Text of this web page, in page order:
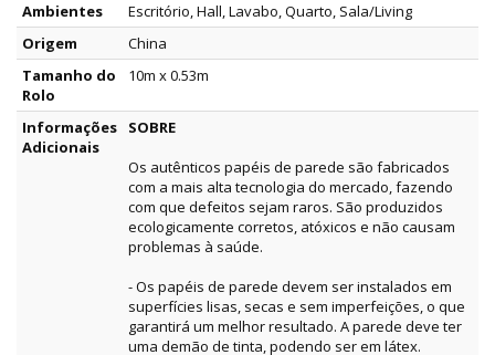
Ambientes
Escritório, Hall, Lavabo, Quarto, Sala/Living
Origem
China
Tamanho do
Rolo
10m x 0.53m
Informações
Adicionais
SOBRE
Os autênticos papéis de parede são fabricados
com a mais alta tecnologia do mercado, fazendo
com que defeitos sejam raros. São produzidos
ecologicamente corretos, atóxicos e não causam
problemas à saúde.
- Os papéis de parede devem ser instalados em
superfícies lisas, secas e sem imperfeições, o que
garantirá um melhor resultado. A parede deve ter
uma demão de tinta, podendo ser em látex.